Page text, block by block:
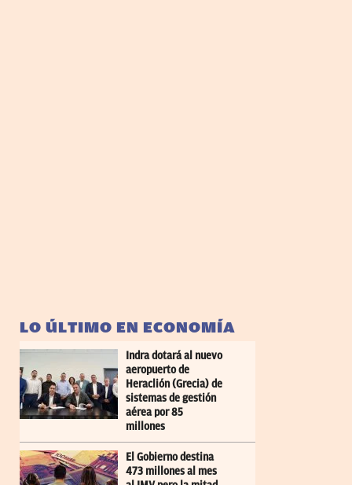
LO ÚLTIMO EN ECONOMÍA
Indra dotará al nuevo
aeropuerto de
Heraclión (Grecia) de
sistemas de gestión
aérea por 85
millones
El Gobierno destina
473 millones al mes